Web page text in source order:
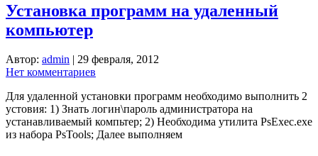
Установка программ на удаленный
компьютер
Автор: admin
29 февраля, 2012
Нет комментариев
Для удаленной установки программ необходимо выполнить 2
устовия: 1) Знать логин\пароль администратора на
устанавливаемый компьтер; 2) Необходима утилита PsExec.exe
из набора PsTools; Далее выполняем